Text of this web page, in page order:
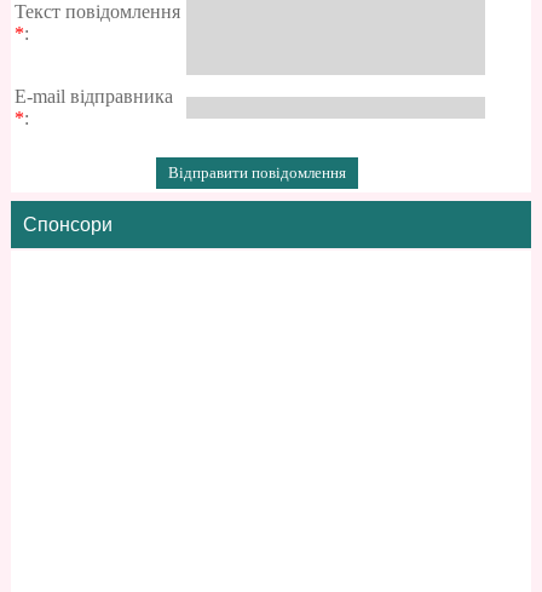
Текст повідомлення
*:
E-mail відправника
*:
Спонсори